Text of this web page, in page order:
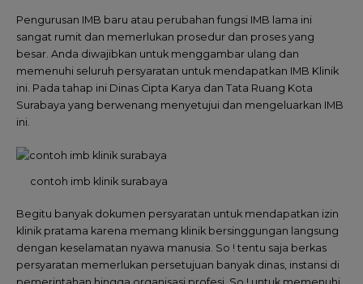
Pengurusan IMB baru atau perubahan fungsi IMB lama ini
sangat rumit dan memerlukan prosedur dan proses yang
besar. Anda diwajibkan untuk menggambar ulang dan
memenuhi seluruh persyaratan untuk mendapatkan IMB Klinik
ini. Pada tahap ini Dinas Cipta Karya dan Tata Ruang Kota
Surabaya yang berwenang menyetujui dan mengeluarkan IMB
ini.
contoh imb klinik surabaya
Begitu banyak dokumen persyaratan untuk mendapatkan izin
klinik pratama karena memang klinik bersinggungan langsung
dengan keselamatan nyawa manusia. So ! tentu saja berkas
persyaratan memerlukan persetujuan banyak dinas, instansi di